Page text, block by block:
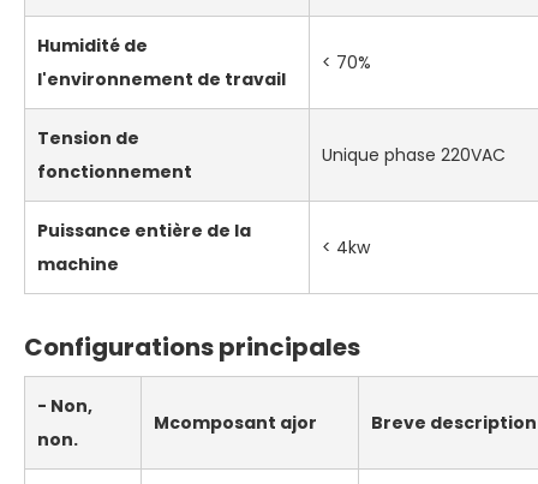
Humidité de
l'environnement de travail
< 70%
Tension de
fonctionnement
Unique phase 220VAC
Puissance entière de la
machine
< 4kw
Configurations principales
- Non,
non.
Mcomposant ajor Breve description